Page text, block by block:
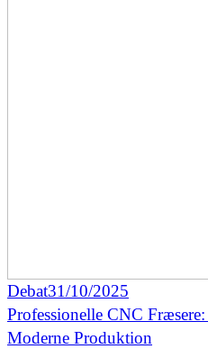
Debat31/10/2025
Professionelle CNC
Moderne Produktion